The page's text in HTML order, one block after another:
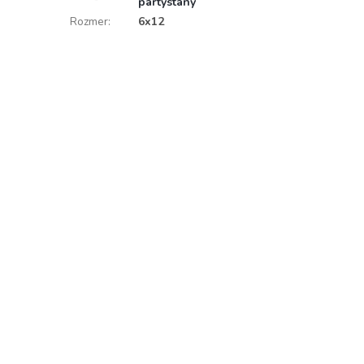
Rozmer: 6x12